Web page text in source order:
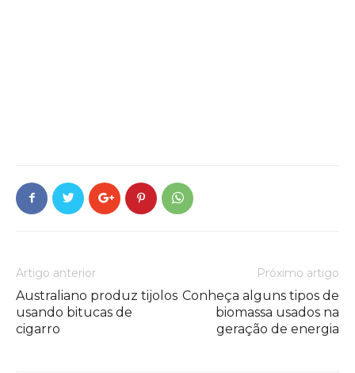
Artigo anterior
Australiano produz tijolos
usando bitucas de
cigarro
Próximo artigo
Conheça alguns tipos de
biomassa usados na
geração de energia